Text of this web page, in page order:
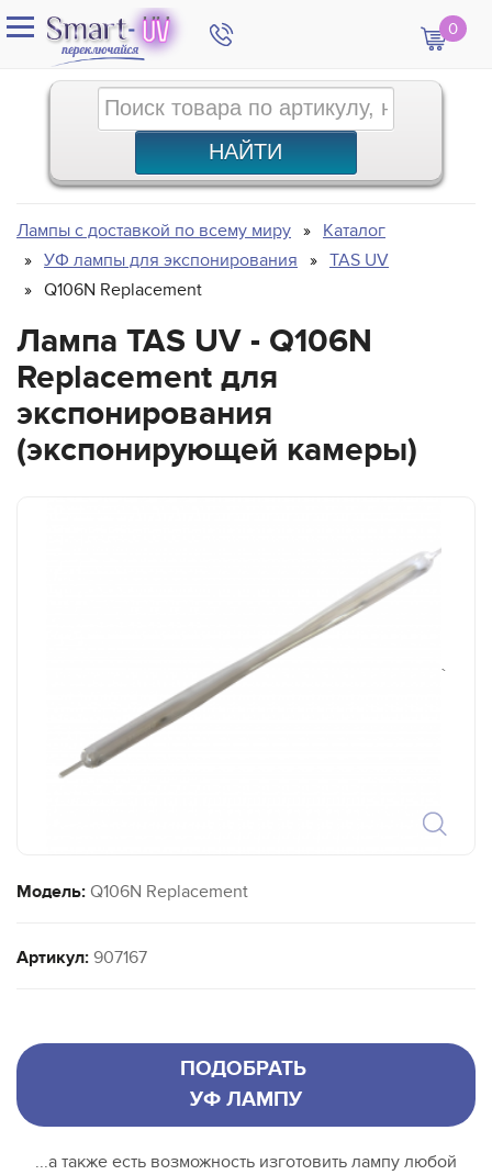
0
Лампы с доставкой по всему миру
Каталог
УФ лампы для экспонирования
TAS UV
Q106N Replacement
Лампа TAS UV - Q106N
Replacement для
экспонирования
(экспонирующей камеры)
`
Модель: Q106N Replacement
Артикул: 907167
ПОДОБРАТЬ
УФ ЛАМПУ
...а также есть возможность изготовить лампу любой